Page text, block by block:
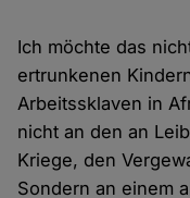
Ich möchte das
ertrunkenen
Arbeitssklaven in
nicht an den an
Kriege, den
Sondern an einem